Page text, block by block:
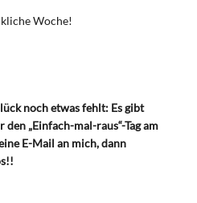
Woche!
noch etwas fehlt: Es gibt
„Einfach-mal-raus“-Tag am
E-Mail an mich, dann